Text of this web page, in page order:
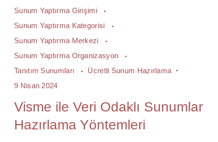
Sunum Yaptırma Girişimi
Sunum Yaptırma Kategorisi
Sunum Yaptırma Merkezi
Sunum Yaptırma Organizasyon
Tanıtım Sunumları
Ücretli Sunum Hazırlama
9 Nisan 2024
Visme ile Veri Odaklı Sunumlar
Hazırlama Yöntemleri